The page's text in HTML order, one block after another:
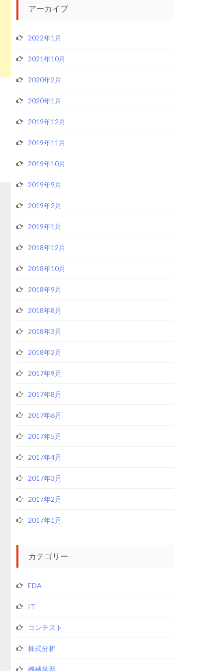
アーカイブ
2022年1月
2021年10月
2020年2月
2020年1月
2019年12月
2019年11月
2019年10月
2019年9月
2019年2月
2019年1月
2018年12月
2018年10月
2018年9月
2018年8月
2018年3月
2018年2月
2017年9月
2017年8月
2017年6月
2017年5月
2017年4月
2017年3月
2017年2月
2017年1月
カテゴリー
EDA
IT
コンテスト
株式分析
機械学習